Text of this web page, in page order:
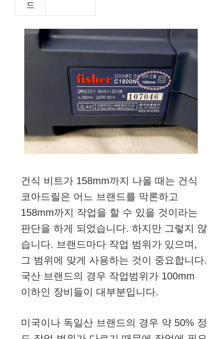
드
건식 비트가 158mm까지 나올 때는 건식
코아드릴은 어느 브랜드를 막론하고
158mm까지 작업을 할 수 있을 것이라는
판단을 하게 되었습니다. 하지만 그렇지 않
습니다. 브랜드마다 작업 범위가 있으며,
그 범위에 맞게 사용하는 것이 중요합니다.
국산 브랜드의 경우 작업범위가 100mm
이하인 장비들이 대부분입니다.
미국이나 독일산 브랜드의 경우 약 50% 정